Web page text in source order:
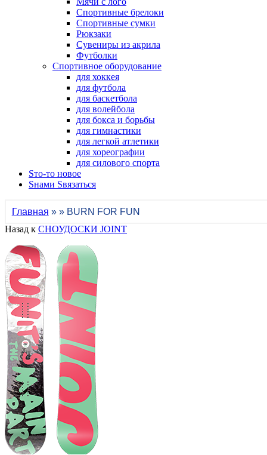
Спортивные брелоки
Спортивные сумки
Рюкзаки
Сувениры из акрила
Футболки
Спортивное оборудование
для хоккея
для футбола
для баскетбола
для волейбола
для бокса и борьбы
для гимнастики
для легкой атлетики
для хореографии
для силового спорта
Sто-то новое
Sнами Sвязаться
Главная » » BURN FOR FUN
Назад к СНОУДОСКИ JOINT